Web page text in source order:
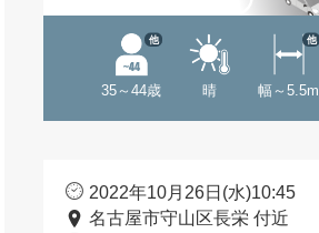
35～44歳
他
晴 幅～5.5m
他
2022年10月26日(水)10:45
名古屋市守山区長栄 付近